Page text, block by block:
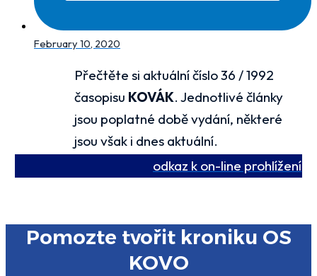
February 10, 2020
Přečtěte si aktuální číslo 36 / 1992
časopisu KOVÁK. Jednotlivé články
jsou poplatné době vydání, některé
jsou však i dnes aktuální.
odkaz k on-line prohlížení
Pomozte tvořit kroniku OS
KOVO